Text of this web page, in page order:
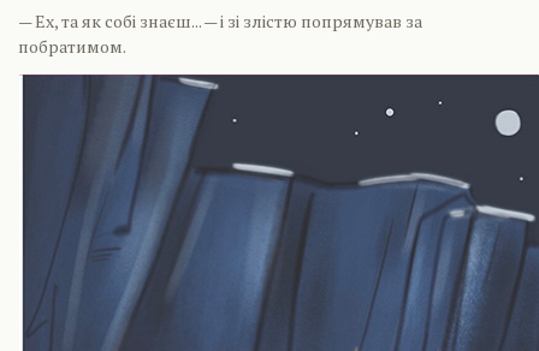
— Ех, та як собі знаєш... — і зі злістю попрямував за
побратимом.